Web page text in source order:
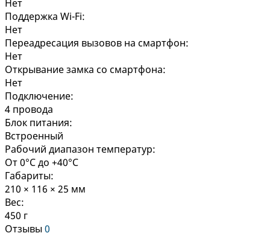
Нет
Поддержка Wi-Fi:
Нет
Переадресация вызовов на смартфон:
Нет
Открывание замка со смартфона:
Нет
Подключение:
4 провода
Блок питания:
Встроенный
Рабочий диапазон температур:
От 0°C до +40°C
Габариты:
210 × 116 × 25 мм
Вес:
450 г
Отзывы0